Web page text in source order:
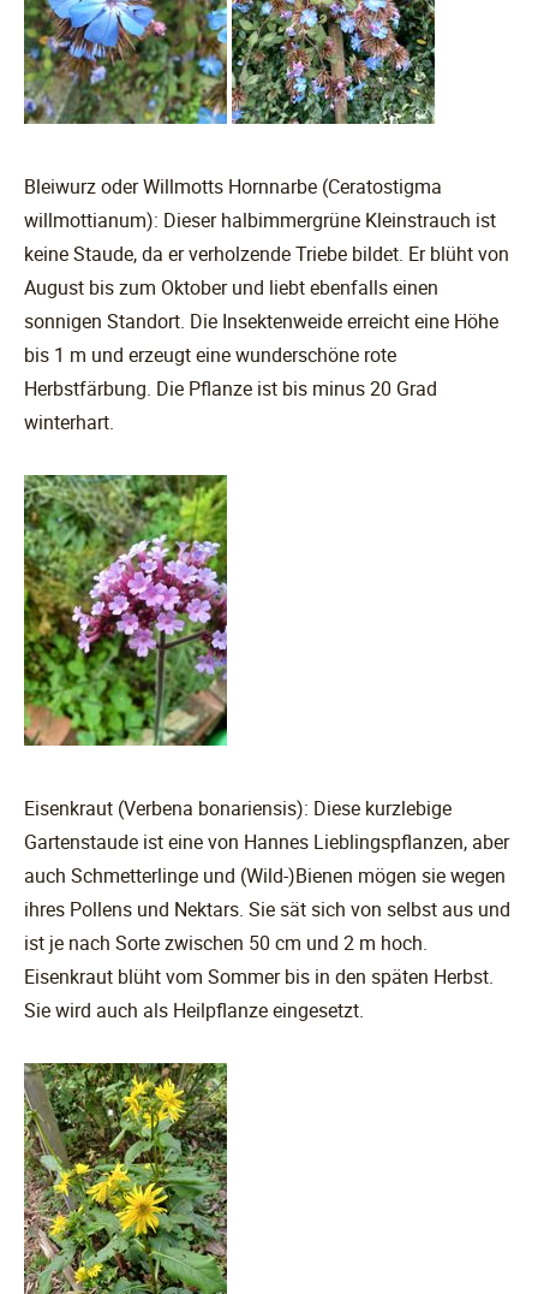
Bleiwurz oder Willmotts Hornnarbe (Ceratostigma
willmottianum): Dieser halbimmergrüne Kleinstrauch ist
keine Staude, da er verholzende Triebe bildet. Er blüht von
August bis zum Oktober und liebt ebenfalls einen
sonnigen Standort. Die Insektenweide erreicht eine Höhe
bis 1 m und erzeugt eine wunderschöne rote
Herbstfärbung. Die Pflanze ist bis minus 20 Grad
winterhart.
Eisenkraut (Verbena bonariensis): Diese kurzlebige
Gartenstaude ist eine von Hannes Lieblingspflanzen, aber
auch Schmetterlinge und (Wild-)Bienen mögen sie wegen
ihres Pollens und Nektars. Sie sät sich von selbst aus und
ist je nach Sorte zwischen 50 cm und 2 m hoch.
Eisenkraut blüht vom Sommer bis in den späten Herbst.
Sie wird auch als Heilpflanze eingesetzt.